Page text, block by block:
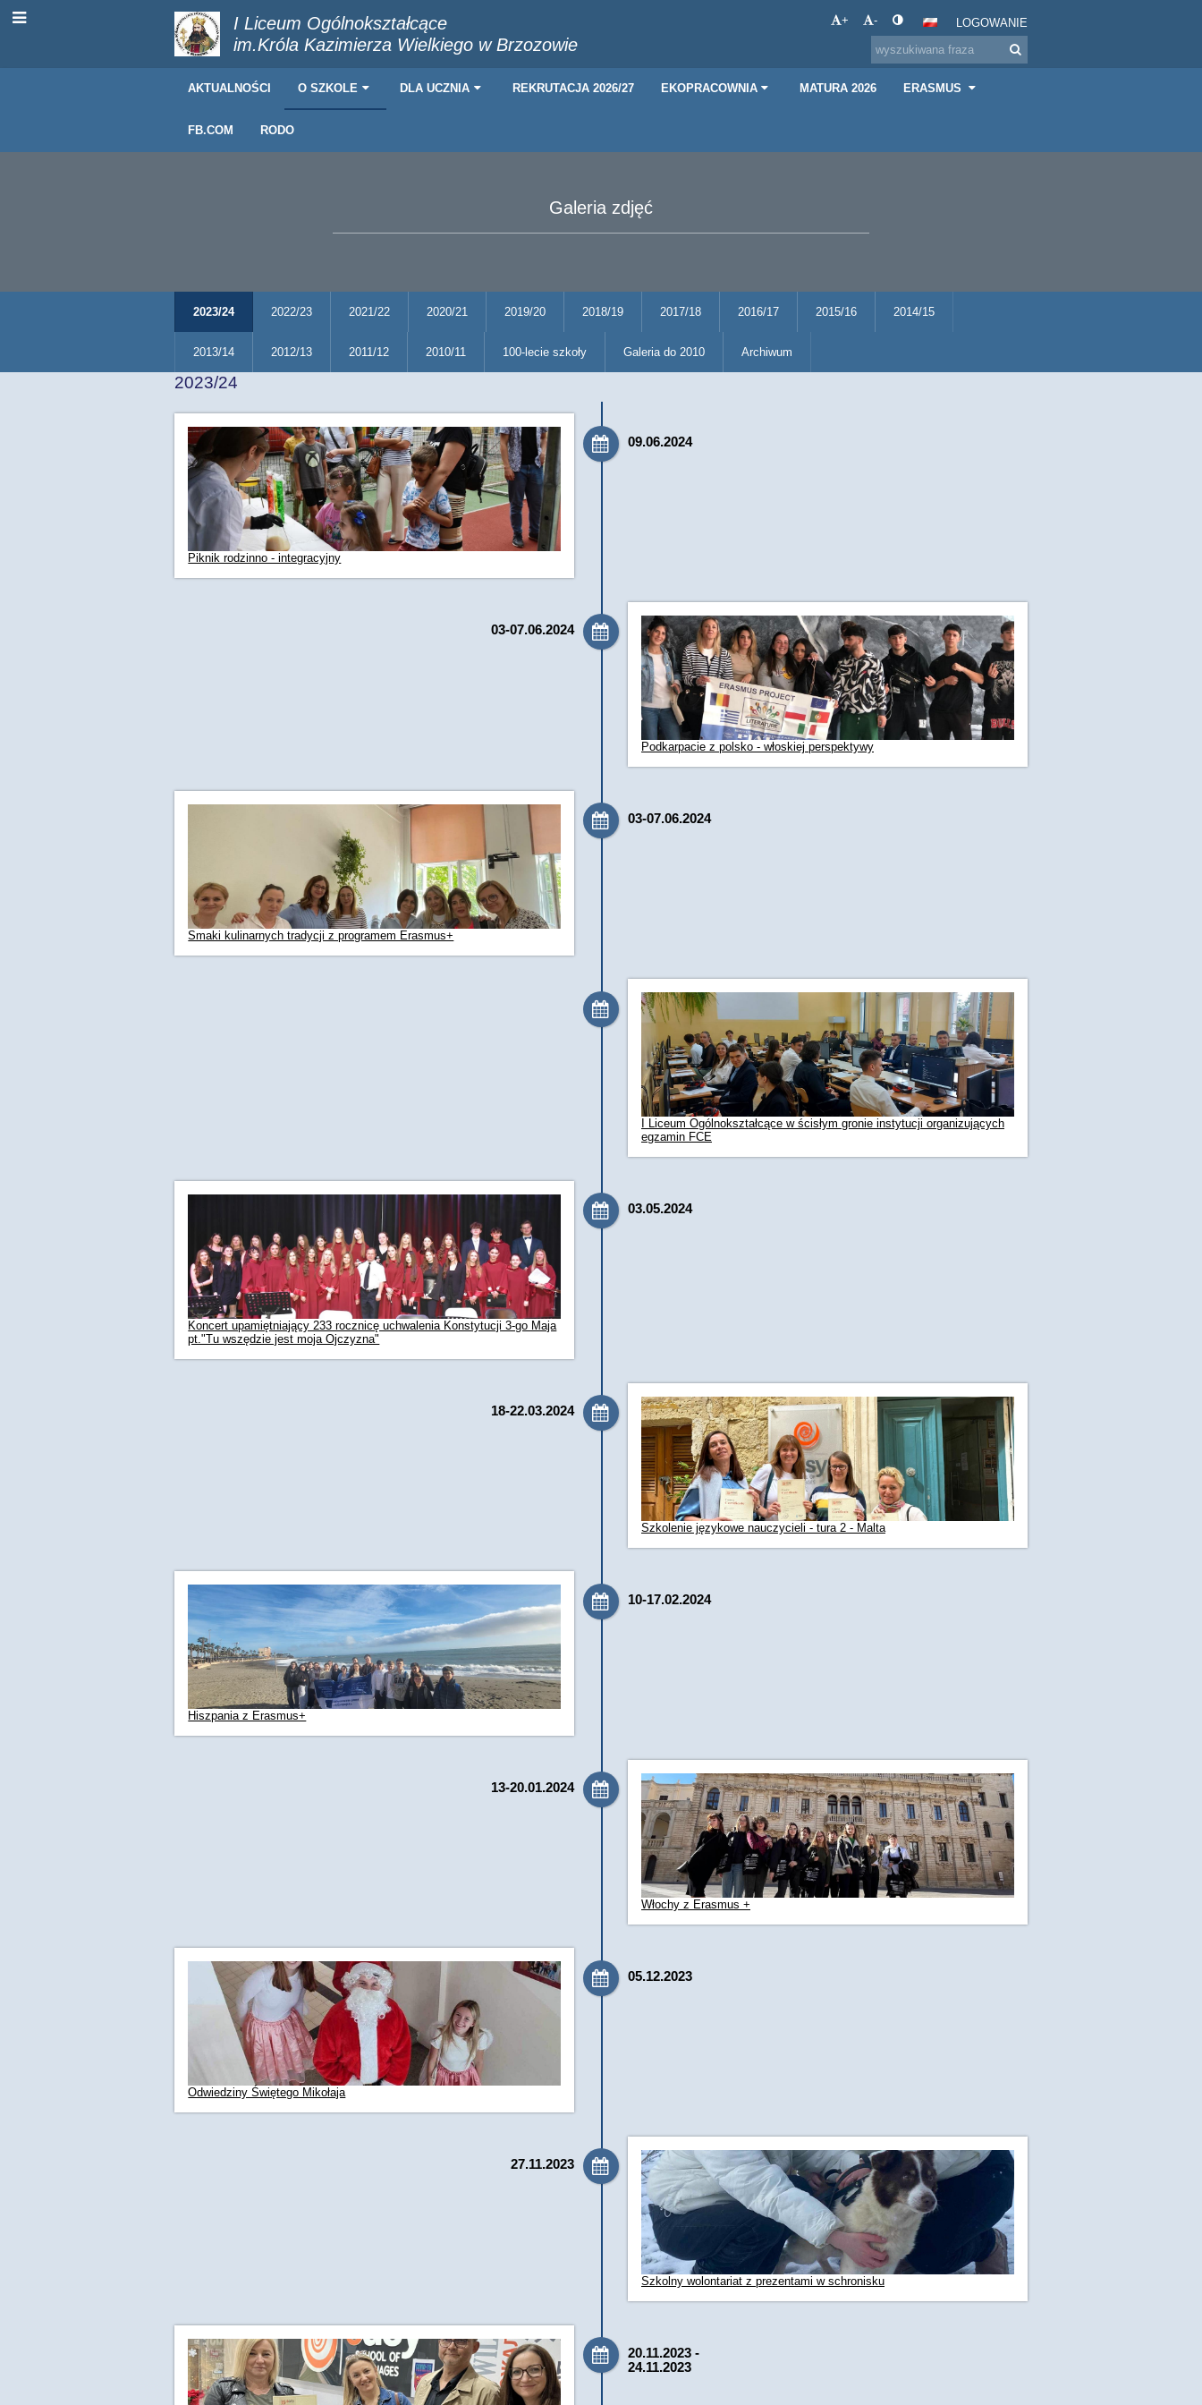
I Liceum Ogólnokształcące
im.Króla Kazimierza Wielkiego w Brzozowie
+ - LOGOWANIE
AKTUALNOŚCI O SZKOLE DLA UCZNIA REKRUTACJA 2026/27 EKOPRACOWNIA MATURA 2026 ERASMUS
FB.COM RODO
Galeria zdjęć
2023/24 2022/23 2021/22 2020/21 2019/20 2018/19 2017/18 2016/17 2015/16 2014/15
2013/14 2012/13 2011/12 2010/11 100-lecie szkoły Galeria do 2010 Archiwum
2023/24
09.06.2024
Piknik rodzinno - integracyjny
03-07.06.2024
Podkarpacie z polsko - włoskiej perspektywy
03-07.06.2024
Smaki kulinarnych tradycji z programem Erasmus+
I Liceum Ogólnokształcące w ścisłym gronie instytucji organizujących
egzamin FCE
03.05.2024
Koncert upamiętniający 233 rocznicę uchwalenia Konstytucji 3-go Maja
pt."Tu wszędzie jest moja Ojczyzna"
18-22.03.2024
Szkolenie językowe nauczycieli - tura 2 - Malta
10-17.02.2024
Hiszpania z Erasmus+
13-20.01.2024
Włochy z Erasmus +
05.12.2023
Odwiedziny Świętego Mikołaja
27.11.2023
Szkolny wolontariat z prezentami w schronisku
20.11.2023 -
24.11.2023